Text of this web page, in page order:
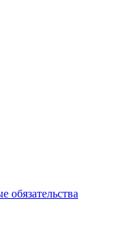
обязательства